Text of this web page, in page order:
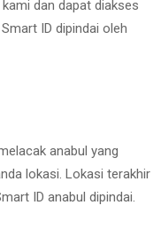
dan dapat diakses
ID dipindai oleh
anabul yang
lokasi. Lokasi terakhir
ID anabul dipindai.